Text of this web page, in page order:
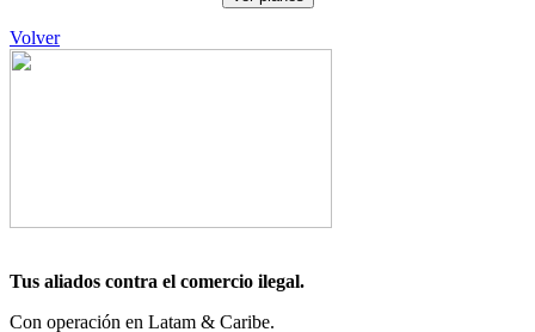
Volver
Tus aliados contra el comercio ilegal.
Con operación en Latam & Caribe.